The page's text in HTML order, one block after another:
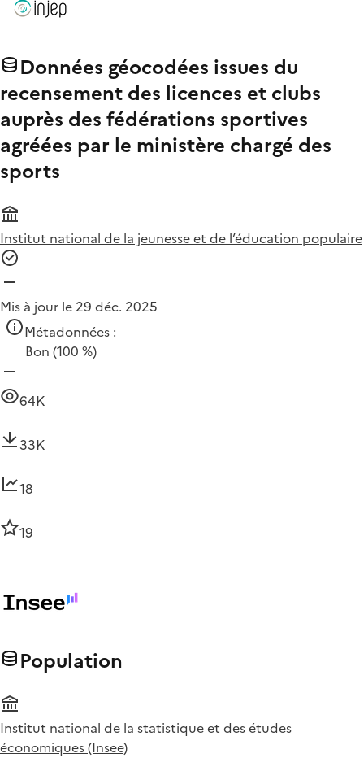
Données géocodées issues du
recensement des licences et clubs
auprès des fédérations sportives
agréées par le ministère chargé des
sports
Institut national de la jeunesse et de l’éducation populaire
Mis à jour le 29 déc. 2025
Métadonnées :
Bon (100 %)
64K
33K
18
19
Population
Institut national de la statistique et des études
économiques (Insee)